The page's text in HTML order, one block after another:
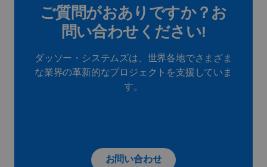
ご質問がおありですか？お
問い合わせください!
ダッソー・システムズは、世界各地でさまざま
な業界の革新的なプロジェクトを支援していま
す。
お問い合わせ